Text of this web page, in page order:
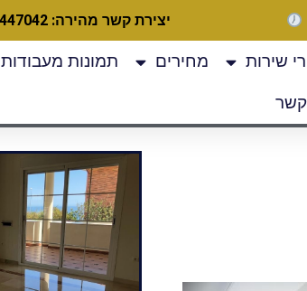
יצירת קשר מהירה: 054-9447042
שירות מחירים תמונות מעבודות
קשר